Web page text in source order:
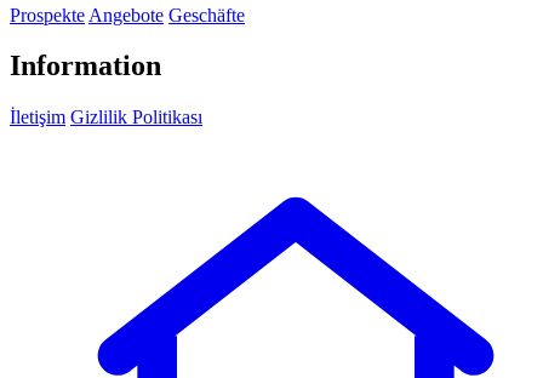
Prospekte Angebote Geschäfte
Information
İletişim Gizlilik Politikası